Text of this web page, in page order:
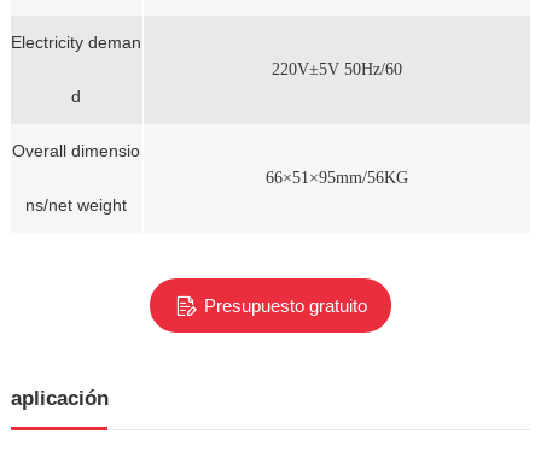
Electricity deman
d
220V±5V 50Hz/60
Overall dimensio
ns/net weight
66×51×95mm/56KG
Presupuesto gratuito
aplicación